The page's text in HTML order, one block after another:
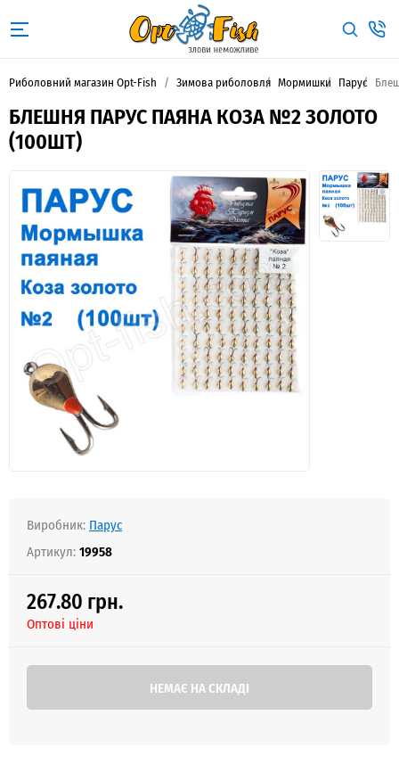
Риболовний магазин Opt-Fish Зимова риболовля Мормишки Парус
БЛЕШНЯ ПАРУС ПАЯНА КОЗА №2 ЗОЛОТО
(100ШТ)
Виробник: Парус
Артикул:19958
267.80 грн.
Оптові ціни
НЕМАЄ НА СКЛАДІ